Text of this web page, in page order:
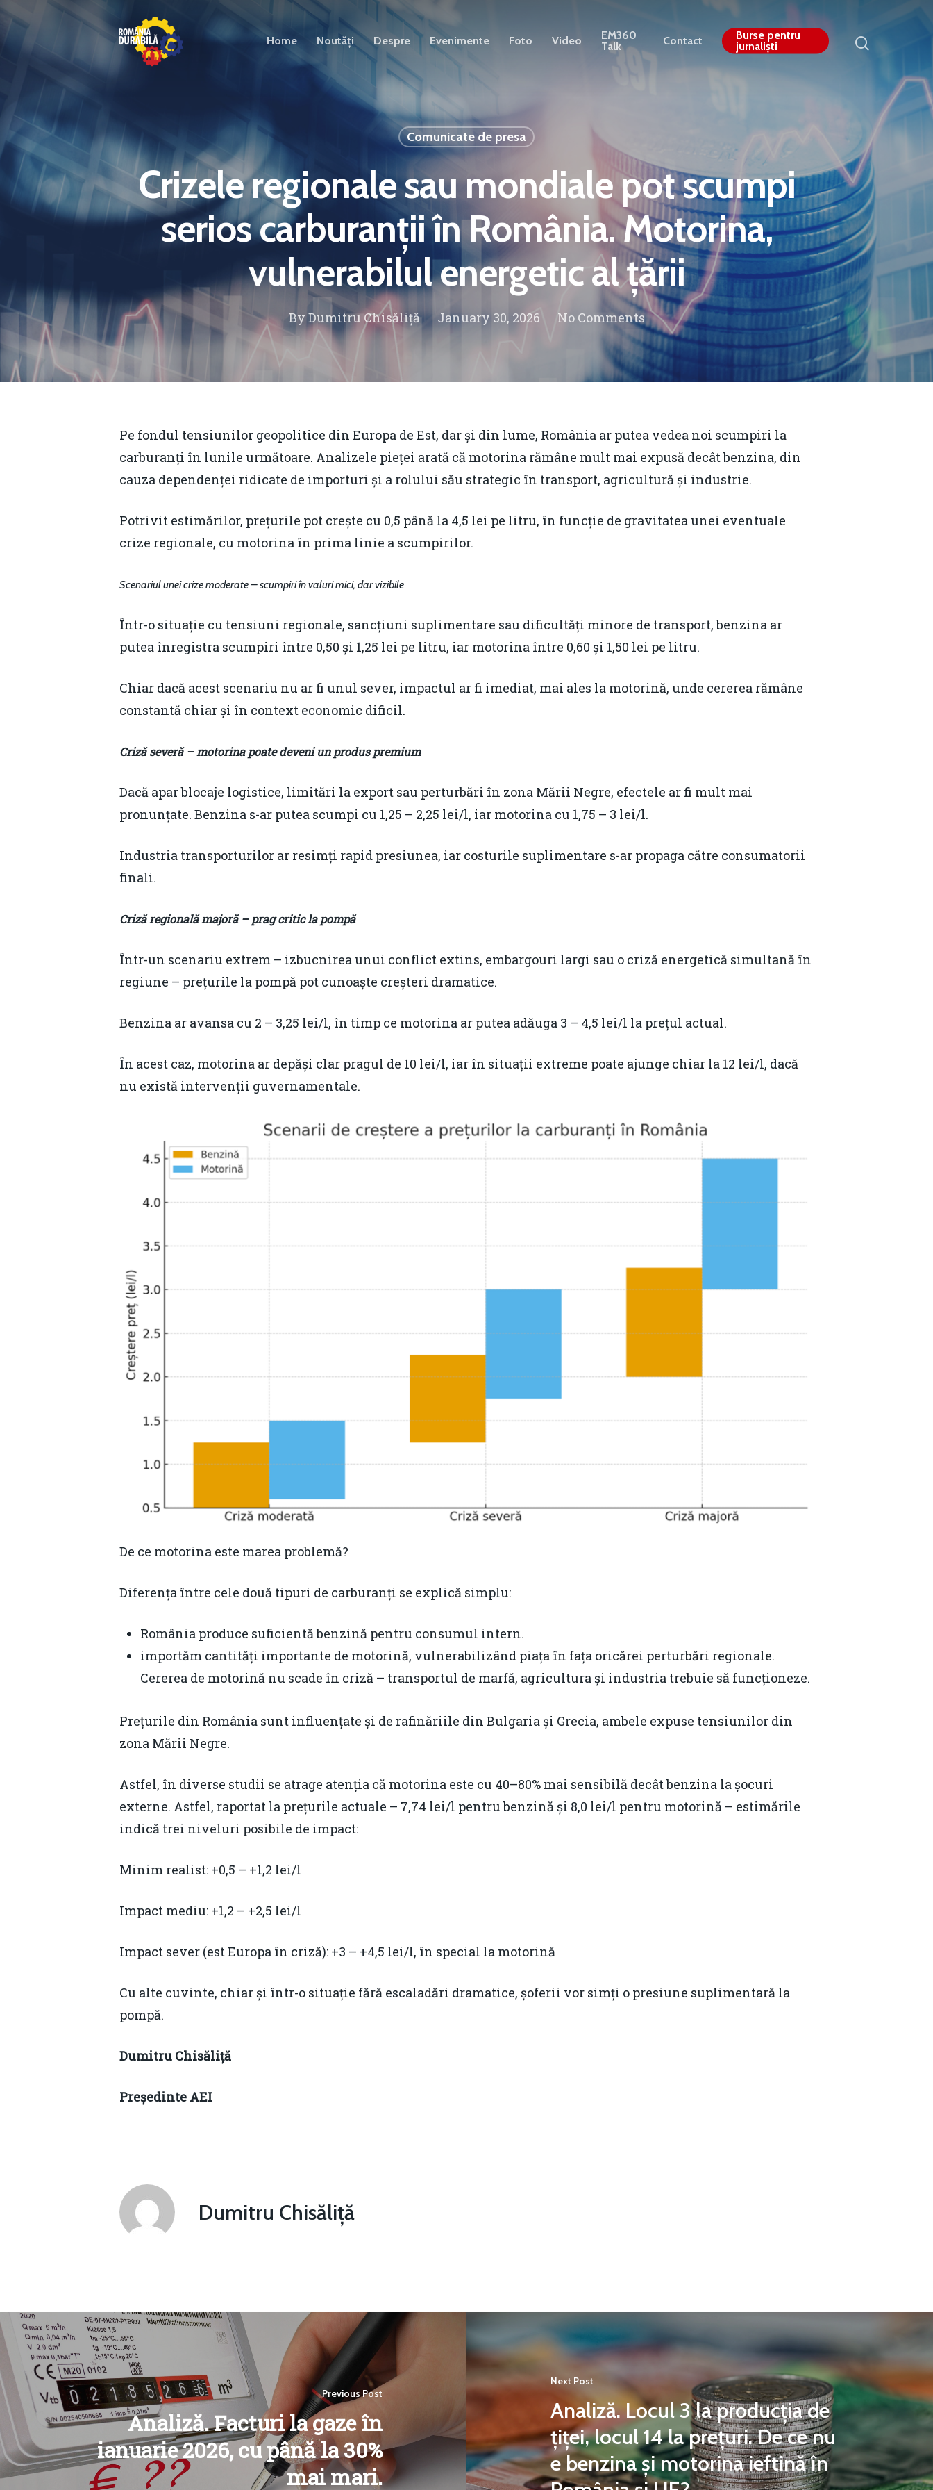
Home Noutăți Despre Evenimente Foto Video
EM360
Talk
Contact
Burse pentru
jurnaliști
Comunicate de presa
Crizele regionale sau mondiale pot scumpi
serios carburanții în România. Motorina,
vulnerabilul energetic al țării
By Dumitru Chisăliță January 30, 2026 No Comments
Pe fondul tensiunilor geopolitice din Europa de Est, dar și din lume, România ar putea vedea noi scumpiri la
carburanți în lunile următoare. Analizele pieței arată că motorina rămâne mult mai expusă decât benzina, din
cauza dependenței ridicate de importuri și a rolului său strategic în transport, agricultură și industrie.
Potrivit estimărilor, prețurile pot crește cu 0,5 până la 4,5 lei pe litru, în funcție de gravitatea unei eventuale
crize regionale, cu motorina în prima linie a scumpirilor.
Scenariul unei crize moderate – scumpiri în valuri mici, dar vizibile
Într-o situație cu tensiuni regionale, sancțiuni suplimentare sau dificultăți minore de transport, benzina ar
putea înregistra scumpiri între 0,50 și 1,25 lei pe litru, iar motorina între 0,60 și 1,50 lei pe litru.
Chiar dacă acest scenariu nu ar fi unul sever, impactul ar fi imediat, mai ales la motorină, unde cererea rămâne
constantă chiar și în context economic dificil.
Criză severă – motorina poate deveni un produs premium
Dacă apar blocaje logistice, limitări la export sau perturbări în zona Mării Negre, efectele ar fi mult mai
pronunțate. Benzina s-ar putea scumpi cu 1,25 – 2,25 lei/l, iar motorina cu 1,75 – 3 lei/l.
Industria transporturilor ar resimți rapid presiunea, iar costurile suplimentare s-ar propaga către consumatorii
finali.
Criză regională majoră – prag critic la pompă
Într-un scenariu extrem – izbucnirea unui conflict extins, embargouri largi sau o criză energetică simultană în
regiune – prețurile la pompă pot cunoaște creșteri dramatice.
Benzina ar avansa cu 2 – 3,25 lei/l, în timp ce motorina ar putea adăuga 3 – 4,5 lei/l la prețul actual.
În acest caz, motorina ar depăși clar pragul de 10 lei/l, iar în situații extreme poate ajunge chiar la 12 lei/l, dacă
nu există intervenții guvernamentale.
De ce motorina este marea problemă?
Diferența între cele două tipuri de carburanți se explică simplu:
România produce suficientă benzină pentru consumul intern.
importăm cantități importante de motorină, vulnerabilizând piața în fața oricărei perturbări regionale.
Cererea de motorină nu scade în criză – transportul de marfă, agricultura și industria trebuie să funcționeze.
Prețurile din România sunt influențate și de rafinăriile din Bulgaria și Grecia, ambele expuse tensiunilor din
zona Mării Negre.
Astfel, în diverse studii se atrage atenția că motorina este cu 40–80% mai sensibilă decât benzina la șocuri
externe. Astfel, raportat la prețurile actuale – 7,74 lei/l pentru benzină și 8,0 lei/l pentru motorină – estimările
indică trei niveluri posibile de impact:
Minim realist: +0,5 – +1,2 lei/l
Impact mediu: +1,2 – +2,5 lei/l
Impact sever (est Europa în criză): +3 – +4,5 lei/l, în special la motorină
Cu alte cuvinte, chiar și într-o situație fără escaladări dramatice, șoferii vor simți o presiune suplimentară la
pompă.
Dumitru Chisăliță
Președinte AEI
Dumitru Chisăliță
Previous Post
Analiză. Facturi la gaze în
ianuarie 2026, cu până la 30%
mai mari.
Next Post
Analiză. Locul 3 la producția de
țiței, locul 14 la prețuri. De ce nu
e benzina și motorina ieftină în
Daniel Apostol